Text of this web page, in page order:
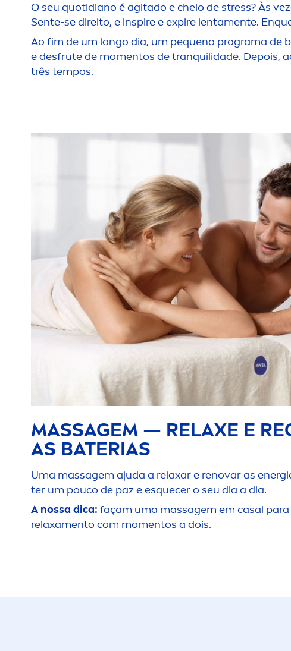
O seu quotidiano é agitado e cheio destress? Às
Sente-se direito, e inspire e expire lentamente.
Ao fim de um longo dia, um pequeno programa de
e desfrute de momentos de tranquilidade. Depois,
três tempos.
MASSAGEM — RELAXE E
AS BATERIAS
Uma massagem ajuda a relaxar e renovar as
ter um pouco de paz e esquecer o seu dia a dia.
A nossa dica: façam uma massagem em casal
relaxamento com momentos a dois.